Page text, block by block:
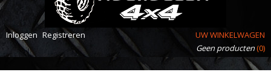
Inloggen Registreren
UW WINKELWAGEN
Geen producten(0)